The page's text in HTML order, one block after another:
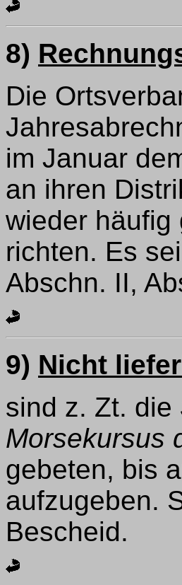
8)
Die
im Januar
an ihren
wieder
richten. Es
Abschn. II,
9) Nicht
sind z. Zt. die
Morsekursus
gebeten, bis
aufzugeben.
Bescheid.